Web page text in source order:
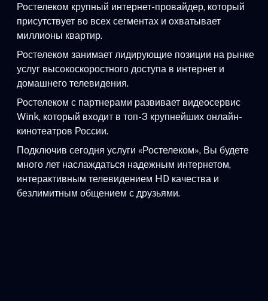
Ростелеком крупный интернет-провайдер, который
присутствует во всех сегментах и охватывает
миллионы квартир.
Ростелеком занимает лидирующие позиции на рынке
услуг высокоскоростного доступа в интернет и
домашнего телевидения.
Ростелеком с партнерами развивает видеосервис
Wink, который входит в топ-3 крупнейших онлайн-
кинотеатров России.
Подключив сегодня услуги «Ростелеком», Вы будете
много лет наслаждаться надежным интернетом,
интерактивным телевидением HD качества и
безлимитным общением с друзьями.